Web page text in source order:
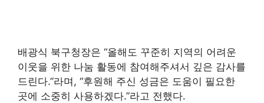
배광식 북구청장은 “올해도 꾸준히 지역의 어려운
이웃을 위한 나눔 활동에 참여해주셔서 깊은 감사를
드린다.”라며, “후원해 주신 성금은 도움이 필요한
곳에 소중히 사용하겠다.”라고 전했다.